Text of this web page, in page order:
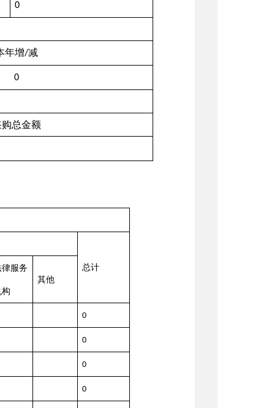
0
年增/减
0
购总金额
总计
律服务
构
其他
0
0
0
0